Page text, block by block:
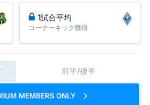
1試合平均
コーナーキック獲得
前半/後半
MEMBERS ONLY